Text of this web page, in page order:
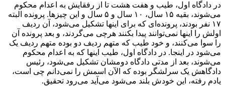
در دادگاه اول، طیب و هفت هشت تا از رفقایش به اعدام محکوم
می‌شوند، بقیه ۱۵ سال، ۱۰ سال و ۵ سال و این چیزها. پرونده البته
۱۷ نفر بودند، پرونده‌ای که برای اینها تشکیل می‌شود، آن ردیف
اولش را اینها نمی‌توانند پیدا بکنند هرچی می‌گردند، و بعد پرونده آن
را سوا می‌کنند، و خود طیب که متهم ردیف دو بوده متهم ردیف یک
می‌شود در اینجا. در دادگاه اول، طیب اینها که به اعدام محکوم
می‌شوند، بعد از مدتی دادگاه دومشان تشکیل می‌شود، رئیس
دادگاهش یک سرلشگر بوده که الآن اسمش را نمی‌دانم چی است،
یادم رفته، این خودش بلند می‌شود می‌آید می‌رود تحقیق.